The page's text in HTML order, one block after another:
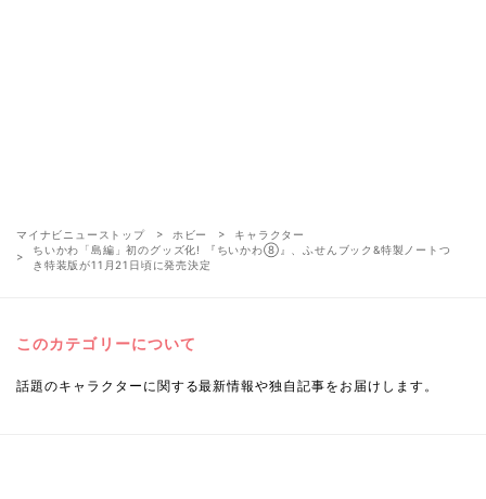
マイナビニューストップ ホビー
キャラクター
ちいかわ「島編」初のグッズ化! 『ちいかわ⑧』、ふせんブック&特製ノートつ
き特装版が11月21日頃に発売決定
このカテゴリーについて
話題のキャラクターに関する最新情報や独自記事をお届けします。